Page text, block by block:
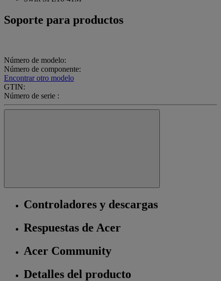
Soporte para productos
Número de modelo:
Número de componente:
Encontrar otro modelo
GTIN:
Número de serie :
Controladores y descargas
Respuestas de Acer
Acer Community
Detalles del producto